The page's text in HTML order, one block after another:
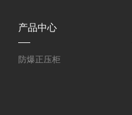
产品中心
防爆正压柜